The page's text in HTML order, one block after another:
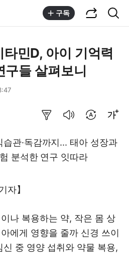
구독
타민D, 아이 기억력
구들 살펴보니
습관·독감까지... 태아 성장과
분석한 연구 잇따라
자】
나 복용하는 약, 작은 몸 상
에게 영향을 줄까 신경 쓰이
중 영양 섭취와 약물 복용,